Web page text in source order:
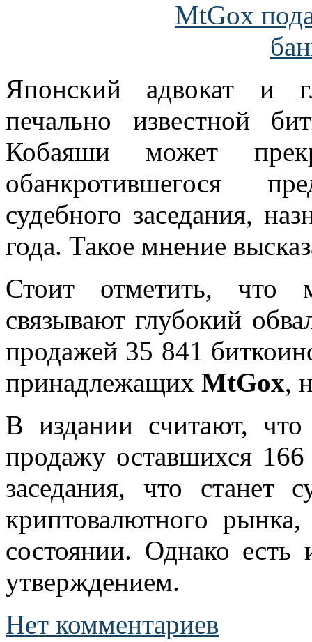
Японский адвокат и
печально известной
Кобаяши может
обанкротившегося
судебного заседания,
года. Такое мнение
Стоит отметить, что
связывают глубокий
продажей 35 841
принадлежащих MtGox,
В издании считают,
продажу оставшихся
заседания, что станет
криптовалютного
состоянии. Однако
утверждением.
Нет комментариев